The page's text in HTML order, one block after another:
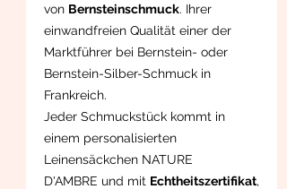
von Bernsteinschmuck. Ihrer
einwandfreien Qualität einer der
Marktführer bei Bernstein- oder
Bernstein-Silber-Schmuck in
Frankreich.
Jeder Schmuckstück kommt in
einem personalisierten
Leinensäckchen NATURE
D'AMBRE und mit Echtheitszertifikat,